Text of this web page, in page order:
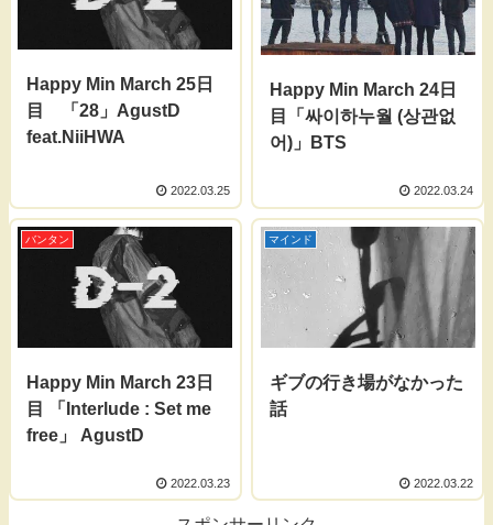
Happy Min March 25日
目 「28」AgustD
feat.NiiHWA
2022.03.25
Happy Min March 24日
目「싸이하누월 (상관없
어)」BTS
2022.03.24
バンタン
Happy Min March 23日
目 「Interlude : Set me
free」 AgustD
2022.03.23
マインド
ギブの行き場がなかった
話
2022.03.22